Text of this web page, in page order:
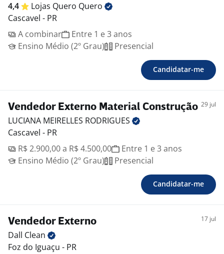
4,4 Lojas Quero Quero
Cascavel - PR
A combinar
Entre 1 e 3 anos
Ensino Médio (2º Grau)
Presencial
Candidatar-me
Vendedor Externo Material Construção 29 jul
LUCIANA MEIRELLES RODRIGUES
Cascavel - PR
R$ 2.900,00 a R$ 4.500,00
Entre 1 e 3 anos
Ensino Médio (2º Grau)
Presencial
Candidatar-me
Vendedor Externo 17 jul
Dall Clean
Foz do Iguaçu - PR